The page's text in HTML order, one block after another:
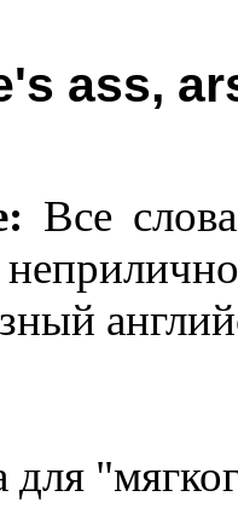
ass,
Все
для